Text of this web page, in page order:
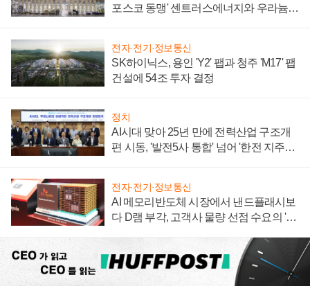
포스코 동맹' 센트러스에너지와 우라늄
전자·전기·정보통신
SK하이닉스, 용인 'Y2' 팹과 청주 'M17' 팹
건설에 54조 투자 결정
정치
AI시대 맞아 25년 만에 전력산업 구조개
편 시동, '발전5사 통합' 넘어 '한전 지주사'
전자·전기·정보통신
AI 메모리반도체 시장에서 낸드플래시보
다 D램 부각, 고객사 물량 선점 수요의 '우